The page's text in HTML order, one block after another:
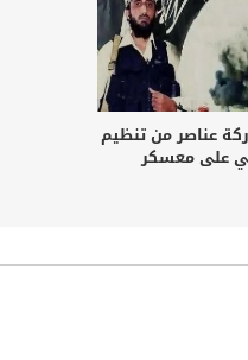
عناصر من تنظيم
على معسكر